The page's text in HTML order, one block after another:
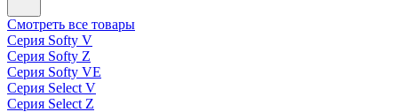
Смотреть все товары
Серия Softy V
Серия Softy Z
Серия Softy VE
Серия Select V
Серия Select Z